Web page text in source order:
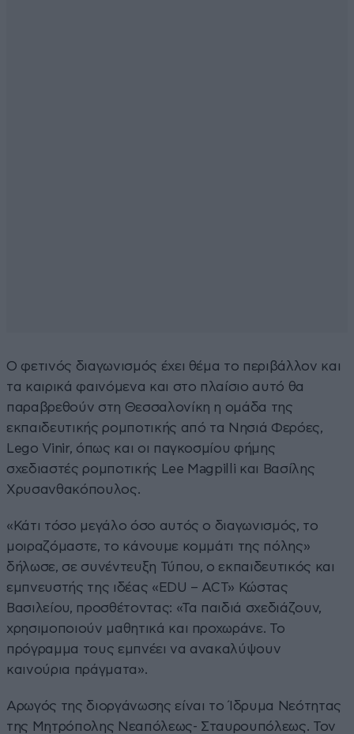
Ο φετινός διαγωνισμός έχει θέμα το περιβάλλον και
τα καιρικά φαινόμενα και στο πλαίσιο αυτό θα
παραβρεθούν στη Θεσσαλονίκη η ομάδα της
εκπαιδευτικής ρομποτικής από τα Νησιά Φερόες,
Lego Vinir, όπως και οι παγκοσμίου φήμης
σχεδιαστές ρομποτικής Lee Magpilli και Βασίλης
Χρυσανθακόπουλος.
«Κάτι τόσο μεγάλο όσο αυτός ο διαγωνισμός, το
μοιραζόμαστε, το κάνουμε κομμάτι της πόλης»
δήλωσε, σε συνέντευξη Τύπου, ο εκπαιδευτικός και
εμπνευστής της ιδέας «EDU – ACT» Κώστας
Βασιλείου, προσθέτοντας: «Τα παιδιά σχεδιάζουν,
χρησιμοποιούν μαθητικά και προχωράνε. Το
πρόγραμμα τους εμπνέει να ανακαλύψουν
καινούρια πράγματα».
Αρωγός της διοργάνωσης είναι το Ίδρυμα Νεότητας
της Μητρόπολης Νεαπόλεως- Σταυρουπόλεως. Τον